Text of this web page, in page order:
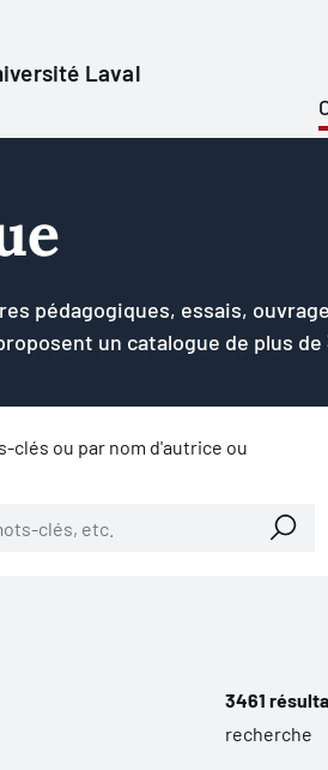
Laval
pédagogiques, essais,
un catalogue de plus de
clés ou par nom d'autrice ou
3461
recherche